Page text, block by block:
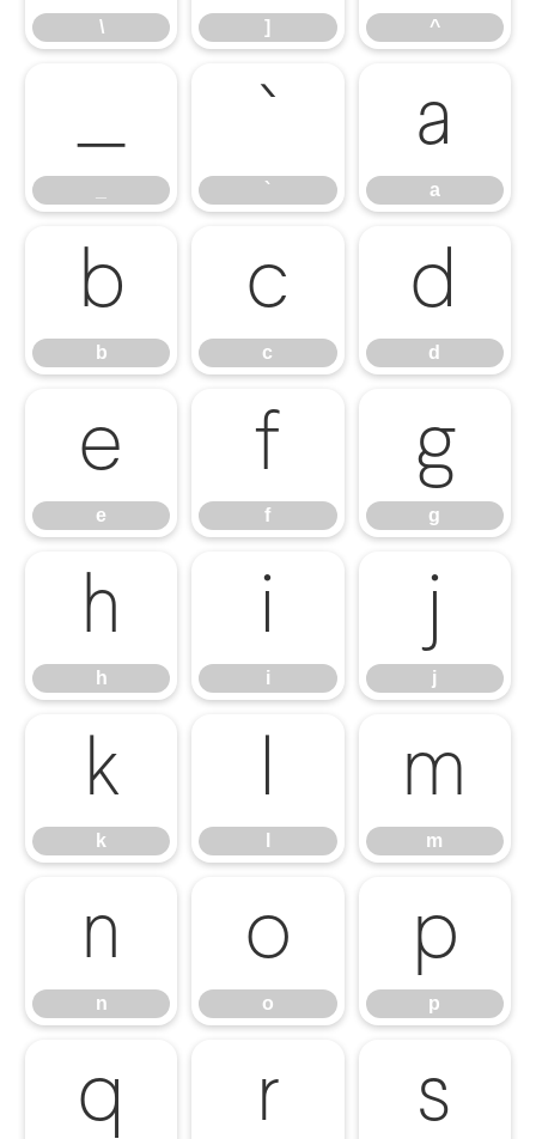
\ ] ^
_ `
`
a
a
b
b
c
c
d
d
e
e
f
f
g
g
h
h
i
i
j
j
k
k
l m
m
n
n
o
o
p
p
q r s